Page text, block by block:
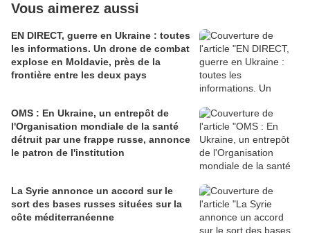
Vous aimerez aussi
EN DIRECT, guerre en Ukraine : toutes
les informations. Un drone de combat
explose en Moldavie, près de la
frontière entre les deux pays
OMS : En Ukraine, un entrepôt de
l'Organisation mondiale de la santé
détruit par une frappe russe, annonce
le patron de l'institution
La Syrie annonce un accord sur le
sort des bases russes situées sur la
côte méditerranéenne